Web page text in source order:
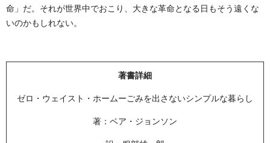
命」だ。それが世界中でおこり、大きな革命となる日もそう遠くな
いのかもしれない。
著書詳細
ゼロ・ウェイスト・ホームーごみを出さないシンプルな暮らし
著：ベア・ジョンソン